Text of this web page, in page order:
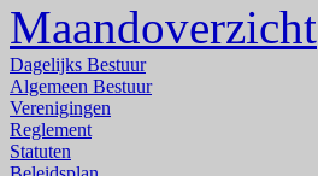
Maandoverzicht
Dagelijks Bestuur
Algemeen Bestuur
Verenigingen
Reglement
Statuten